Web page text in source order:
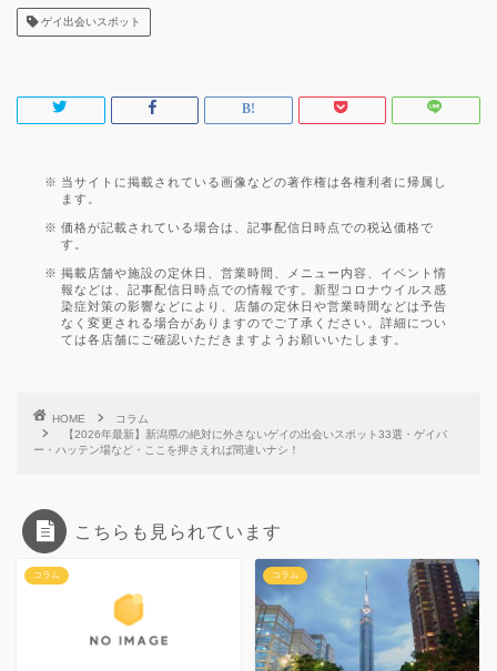
ゲイ出会いスポット
当サイトに掲載されている画像などの著作権は各権利者に帰属し
ます。
価格が記載されている場合は、記事配信日時点での税込価格で
す。
掲載店舗や施設の定休日、営業時間、メニュー内容、イベント情
報などは、記事配信日時点での情報です。新型コロナウイルス感
染症対策の影響などにより、店舗の定休日や営業時間などは予告
なく変更される場合がありますのでご了承ください。詳細につい
ては各店舗にご確認いただきますようお願いいたします。
HOME
コラム
【2026年最新】新潟県の絶対に外さないゲイの出会いスポット33選・ゲイバ
ー・ハッテン場など・ここを押さえれば間違いナシ！
こちらも見られています
コラム コラム